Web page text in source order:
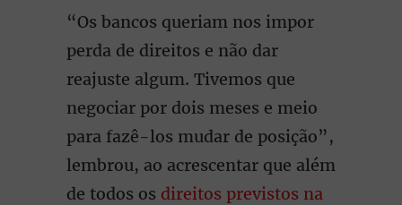
“Os bancos queriam nos impor
perda de direitos e não dar
reajuste algum. Tivemos que
negociar por dois meses e meio
para fazê-los mudar de posição”,
lembrou, ao acrescentar que além
de todos os direitos previstos na